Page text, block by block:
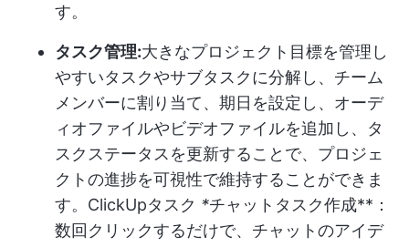
す。
タスク管理:大きなプロジェクト目標を管理し
やすいタスクやサブタスクに分解し、チーム
メンバーに割り当て、期日を設定し、オーデ
ィオファイルやビデオファイルを追加し、タ
スクステータスを更新することで、プロジェ
クトの進捗を可視性で維持することができま
す。 ClickUpタスク *チャットタスク作成**：
数回クリックするだけで、チャットのアイデ